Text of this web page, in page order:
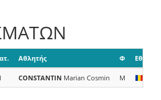
Αθλητής Φ
CONSTANTIN Marian Cosmin M